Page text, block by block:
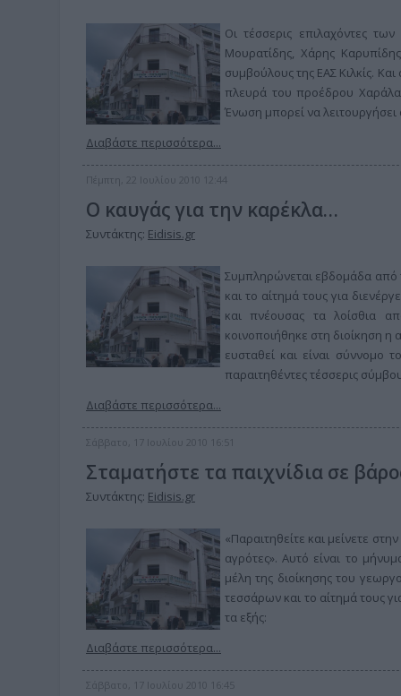
Οι τέσσερις επιλαχόντες
Μουρατίδης, Χάρης
συμβούλους της ΕΑΣ Κιλκίς.
πλευρά του προέδρου
Ένωση μπορεί να
Διαβάστε περισσότερα...
Πέμπτη, 22 Ιουλίου 2010 12:44
Ο καυγάς για την καρέκλα…
Συντάκτης: Eidisis.gr
Συμπληρώνεται εβδομάδα από
και το αίτημά τους για
και πνέουσας τα λοίσθια
κοινοποιήθηκε στη διοίκηση
ευσταθεί και είναι σύννομο
παραιτηθέντες τέσσερις
Διαβάστε περισσότερα...
Σάββατο, 17 Ιουλίου 2010 16:51
Σταματήστε τα παιχνίδια σε
Συντάκτης: Eidisis.gr
«Παραιτηθείτε και μείνετε
αγρότες». Αυτό είναι το
μέλη της διοίκησης του
τεσσάρων και το αίτημά τους
τα εξής:
Διαβάστε περισσότερα...
Σάββατο, 17 Ιουλίου 2010 16:45